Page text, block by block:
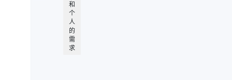
和
个
人
的
需
求